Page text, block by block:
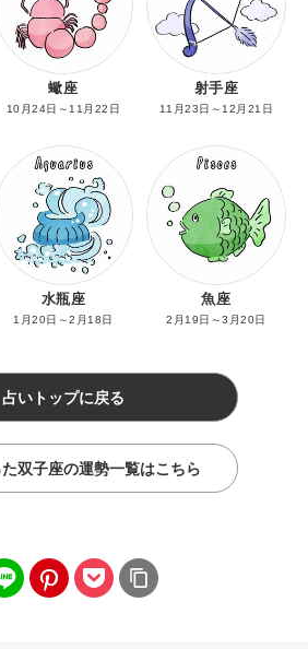
蠍座
10月24日～11月22日
射手座
11月23日～12月21日
水瓶座
1月20日～2月18日
魚座
2月19日～3月20日
占いトップに戻る
双子座の運勢一覧はこちら